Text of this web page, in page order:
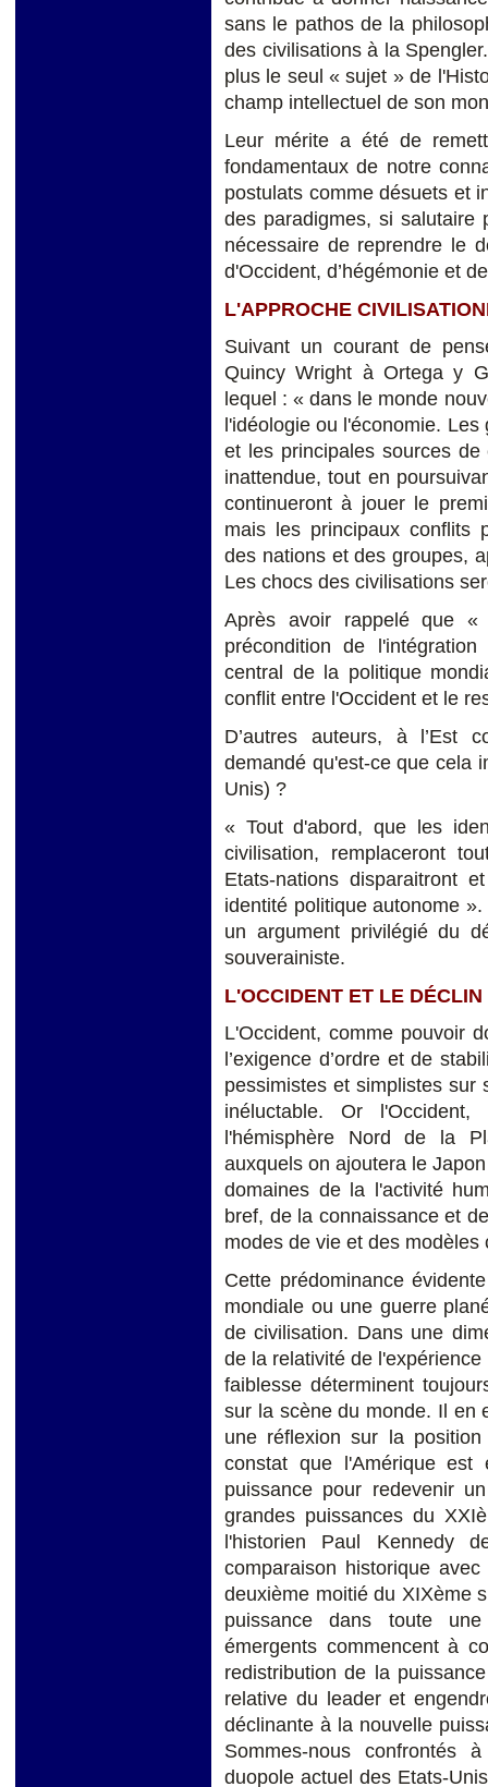
sans le pathos de la
des civilisations à la
plus le seul « sujet » de
champ intellectuel de son
Leur mérite a été de
fondamentaux de notre
postulats comme désuets et
des paradigmes, si salutaire
nécessaire de reprendre le
d'Occident, d’hégémonie et
L'APPROCHE
Suivant un courant de
Quincy Wright à Ortega y
lequel : « dans le monde
l'idéologie ou l'économie.
et les principales sources
inattendue, tout en
continueront à jouer le
mais les principaux conflits
des nations et des groupes,
Les chocs des civilisations
Après avoir rappelé que
précondition de
central de la politique
conflit entre l'Occident et le
D’autres auteurs, à l’Est
demandé qu'est-ce que cela
Unis) ?
« Tout d'abord, que les
civilisation, remplaceront
Etats-nations disparaitront
identité politique autonome
un argument privilégié du
souverainiste.
L'OCCIDENT ET LE
L'Occident, comme pouvoir
l’exigence d’ordre et de
pessimistes et simplistes sur
inéluctable. Or
l'hémisphère Nord de la
auxquels on ajoutera le
domaines de la l'activité
bref, de la connaissance et
modes de vie et des modèles
Cette prédominance
mondiale ou une guerre
de civilisation. Dans une
de la relativité de
faiblesse déterminent
sur la scène du monde. Il en
une réflexion sur la
constat que l'Amérique
puissance pour redevenir
grandes puissances du
l'historien Paul Kennedy
comparaison historique
deuxième moitié du XIXème
puissance dans toute
émergents commencent à
redistribution de la
relative du leader et
déclinante à la nouvelle
Sommes-nous confrontés
duopole actuel des Etats-